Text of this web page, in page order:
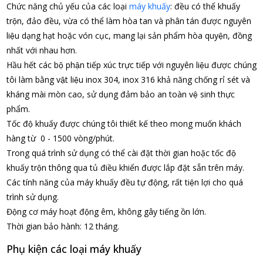
Chức năng chủ yếu của các loại máy khuấy: đều có thể khuấy
trộn, đảo đều, vừa có thể làm hòa tan và phân tán được nguyên
liệu dạng hạt hoặc vón cục, mang lại sản phẩm hòa quyện, đồng
nhất với nhau hơn.
Hầu hết các bộ phận tiếp xúc trực tiếp với nguyên liệu được chúng
tôi làm bằng vật liệu inox 304, inox 316 khả năng chống rỉ sét và
kháng mài mòn cao, sử dụng đảm bảo an toàn vệ sinh thực
phẩm.
Tốc độ khuấy được chúng tôi thiết kế theo mong muốn khách
hàng từ 0 - 1500 vòng/phút.
Trong quá trình sử dụng có thể cài đặt thời gian hoặc tốc độ
khuấy trộn thông qua tủ điều khiển được lắp đặt sẵn trên máy.
Các tính năng của máy khuấy đều tự động, rất tiện lợi cho quá
trình sử dụng.
Động cơ máy hoạt động êm, không gây tiếng ồn lớn.
Thời gian bảo hành: 12 tháng.
Phụ kiện các loại máy khuấy